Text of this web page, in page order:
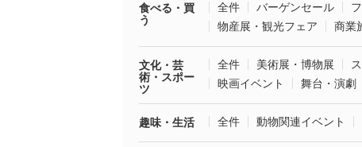
食べる・買
う
全件 バーゲンセール
物産展・観光フェア
商業
文化・芸
術・スポー
ツ
全件 美術展・博物展
映画イベント
舞台・演劇
趣味・生活 全件 動物関連イベント